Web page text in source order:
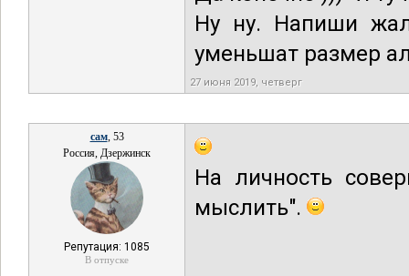
Ну ну. Напиши
уменьшат размер
27 июня 2019, четверг
сам, 53
Россия, Дзержинск
Репутация: 1085
В отпуске
На личность
мыслить".